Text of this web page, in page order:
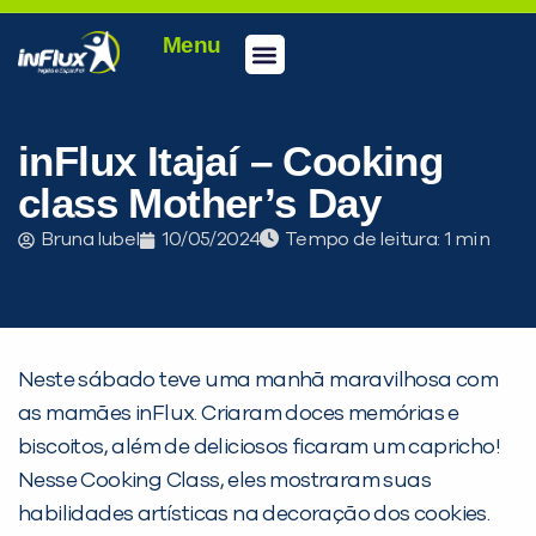
Menu
inFlux Itajaí – Cooking
class Mother’s Day
Bruna Iubel 10/05/2024 Tempo de leitura:
Neste sábado teve uma manhã maravilhosa com
as mamães inFlux. Criaram doces memórias e
biscoitos, além de deliciosos ficaram um capricho!
Nesse Cooking Class, eles mostraram suas
habilidades artísticas na decoração dos cookies.